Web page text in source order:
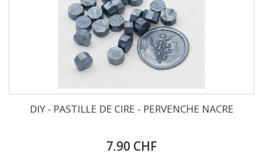
DIY - PASTILLE DE CIRE - PERVENCHE NACRE
7.90 CHF